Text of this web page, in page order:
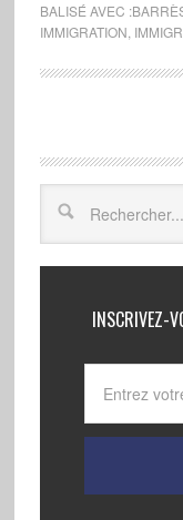
BALISÉ AVEC :
IMMIGRATION
INSCRIVEZ-